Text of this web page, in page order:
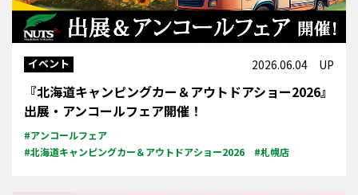
イベント 2026.06.04 UP
『北海道キャンピングカー＆アウトドアショー2026』
出展・アンコールフェア開催！
#アンコールフェア
#北海道キャンピングカー＆アウトドアショー2026
#札幌店